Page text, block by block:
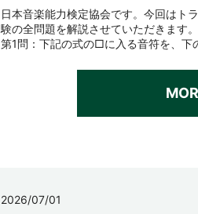
日本音楽能力検定協会です。今回はト
験の全問題を解説させていただきま
第1問：下記の式の□に入る音符を、
2026/07/01